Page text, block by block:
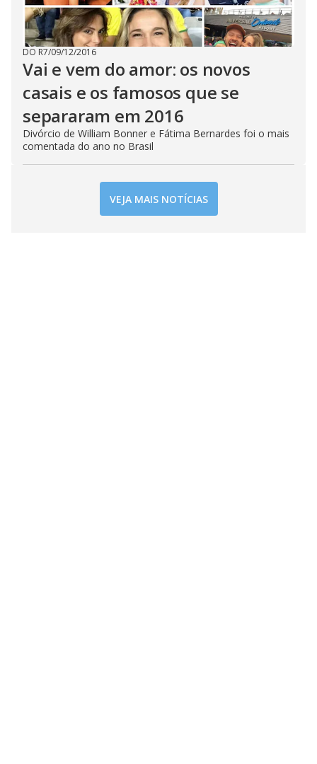
DO R7/09/12/2016
Vai e vem do amor: os novos
casais e os famosos que se
separaram em 2016
Divórcio de William Bonner e Fátima Bernardes foi o mais
comentada do ano no Brasil
VEJA MAIS NOTÍCIAS